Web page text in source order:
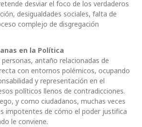
desviar el foco de los verdaderos
desigualdades sociales, falta de
complejo de disgregación
en la Política
antaño relacionadas de
con entornos polémicos, ocupando
y representación en el
políticos llenos de contradicciones.
y como ciudadanos, muchas veces
impotentes de cómo el poder justifica
le conviene.